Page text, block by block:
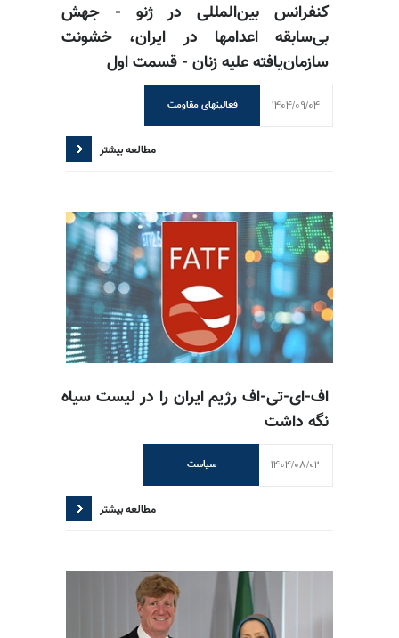
کنفرانس بین‌المللی در ژنو - جهش
بی‌سابقه اعدامها در ایران، خشونت
سازمان‌یافته علیه زنان - قسمت اول
فعالیتهای مقاومت 1404/09/04
مطالعه بیشتر
اف‌-ای‌-تی‌-اف رژیم ایران را در لیست سیاه
نگه داشت
سیاست 1404/08/02
مطالعه بیشتر